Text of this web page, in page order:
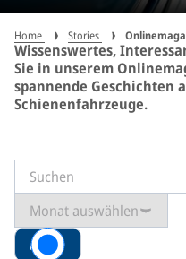
Home Stories
Wissenswertes,
Sie in unserem
spannende Geschichten
Schienenfahrzeuge.
Monat auswählen
Alle